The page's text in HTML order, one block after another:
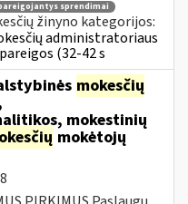
sprendimai
žinyno kategorijos:
administratoriaus
(32-42 s
mokesčių
mokestinių
mokėtojų